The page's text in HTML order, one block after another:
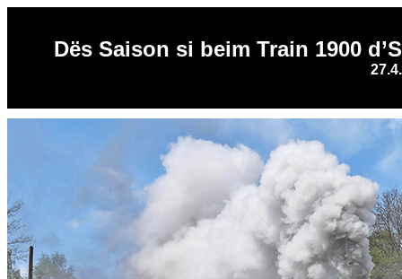
Dës Saison si beim Train 1900